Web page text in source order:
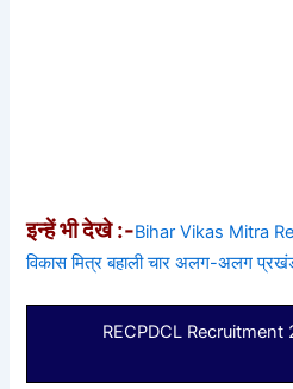
इन्हें भी देखे :-Bihar Vikas Mitra
विकास मित्र बहाली चार अलग-अलग
RECPDCL